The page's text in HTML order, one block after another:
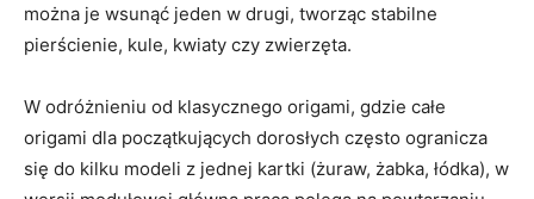
można je wsunąć jeden w drugi, tworząc stabilne
pierścienie, kule, kwiaty czy zwierzęta.
W odróżnieniu od klasycznego origami, gdzie całe
origami dla początkujących dorosłych często ogranicza
się do kilku modeli z jednej kartki (żuraw, żabka, łódka), w